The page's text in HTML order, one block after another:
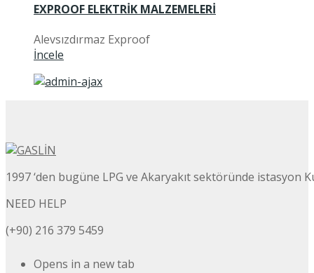
EXPROOF ELEKTRİK MALZEMELERİ
Alevsızdırmaz Exproof
İncele
1997 ‘den bugüne LPG ve Akaryakıt sektöründe istasyon
NEED HELP
(+90) 216 379 5459
Opens in a new tab